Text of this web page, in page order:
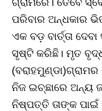
ଗ୍ରାମରେ। ତେବେ
ପରିବାର ଅନ୍ଧକାର
ଏକ ବଡ଼ ବାର୍ତ୍ତା
ସୃଷ୍ଟି କରିଛି। ମୃତ
ନିଜ ଇଚ୍ଛାରେ ଅନ୍ୟ
ନିଷ୍ପତ୍ତି ତାଙ୍କ ପାଇଁ